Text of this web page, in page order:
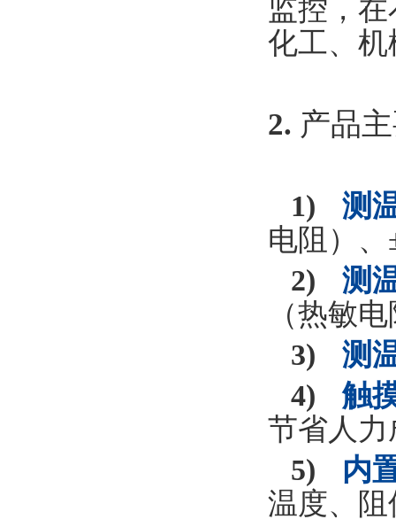
监控，
化工、
2. 产品
1)
测
电阻）
2)
测
（热敏电
3)
测温
4)
触摸
节省人力
5)
内
温度、